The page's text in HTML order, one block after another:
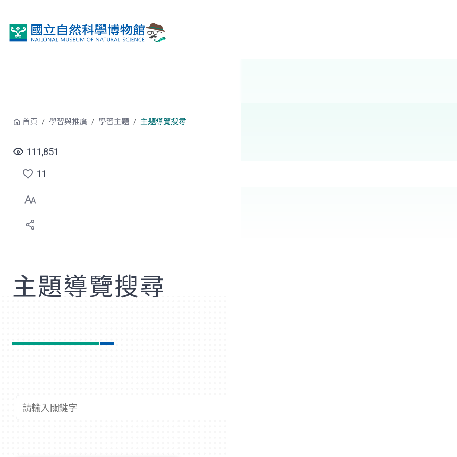
首頁 學習與推廣 學習主題 主題導覽搜尋
111,851
點
選
喜
11
主題導覽搜尋
查詢關鍵字